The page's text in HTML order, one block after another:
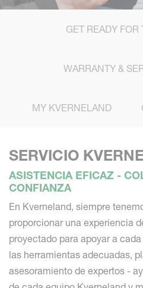
GET READY FOR
WARRANTY &
MY KVERNELAND
SERVICIO
ASISTENCIA EFICAZ -
CONFIANZA
En Kverneland, siempre
proporcionar una experiencia
proyectado para apoyar a
las herramientas adecuadas,
asesoramiento de expertos -